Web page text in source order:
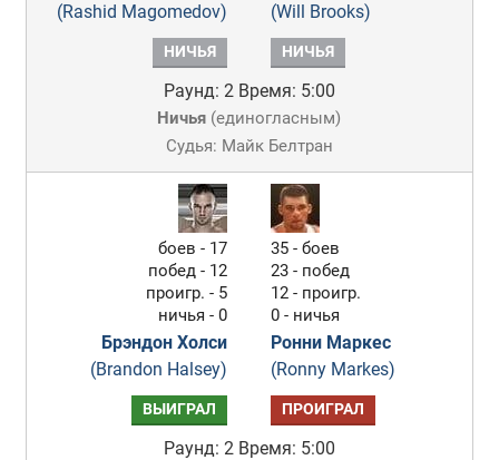
(Rashid Magomedov)
(Will Brooks)
НИЧЬЯ НИЧЬЯ
Раунд: 2 Время: 5:00
Ничья (единогласным)
Судья: Майк Белтран
боев - 17
побед - 12
проигр. - 5
ничья - 0
Брэндон Холси
(Brandon Halsey)
35 - боев
23 - побед
12 - проигр.
0 - ничья
Ронни Маркес
(Ronny Markes)
ВЫИГРАЛ ПРОИГРАЛ
Раунд: 2 Время: 5:00